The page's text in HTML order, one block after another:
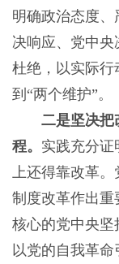
明确政治态度
决响应、党中
杜绝，以实际行
到“两个维护”。
二是坚决把
程。 实践充分证
上还得靠改革。
制度改革作出重
核心的党中央坚
以党的自我革